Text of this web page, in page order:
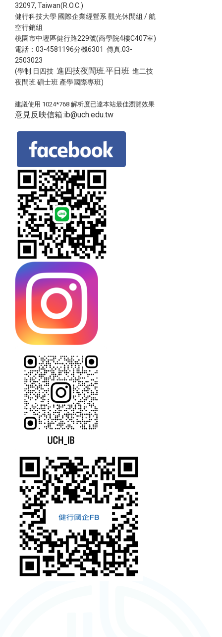
32097, Taiwan(R.O.C.)
健行科技大學 國際企業經營系 觀光休閒組 / 航
空行銷組
桃園市中壢區健行路229號(商學院4樓C407室)
電話：03-4581196分機6301 傳真:03-
2503023
(學制:日四技進四技夜間班.平日班 進二技
夜間班 碩士班 產學國際專班)
建議使用 1024*768 解析度已達本站最佳瀏覽效果
意見反映信箱:ib@uch.edu.tw